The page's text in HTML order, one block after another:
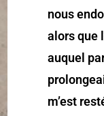
nous
alors que
auquel
m’est